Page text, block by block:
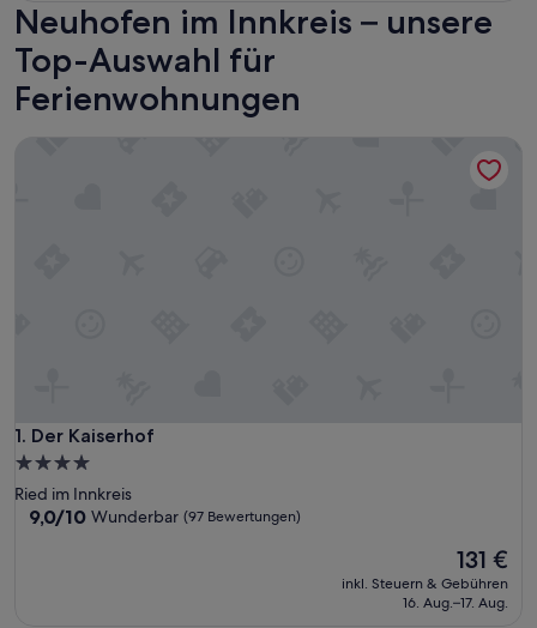
Neuhofen im Innkreis – unsere
Top-Auswahl für
Ferienwohnungen
1. Der Kaiserhof
Der Kaiserhof
4.0-
Sterne-
Unterkunft
Ried im Innkreis
9.0
9,0/10 Wunderbar (97 Bewertungen)
Der
Preis
beträgt
131 €
inkl. Steuern & Gebühren
16. Aug.–17. Aug.